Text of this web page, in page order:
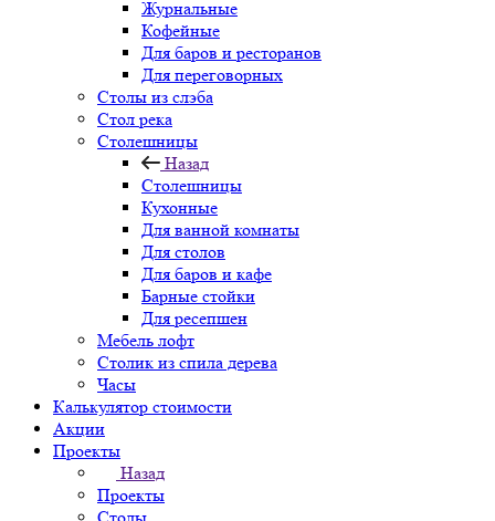
Журнальные
Кофейные
Для баров и ресторанов
Для переговорных
Столы из слэба
Стол река
Столешницы
Назад
Столешницы
Кухонные
Для ванной комнаты
Для столов
Для баров и кафе
Барные стойки
Для ресепшен
Мебель лофт
Столик из спила дерева
Часы
Калькулятор стоимости
Акции
Проекты
Назад
Проекты